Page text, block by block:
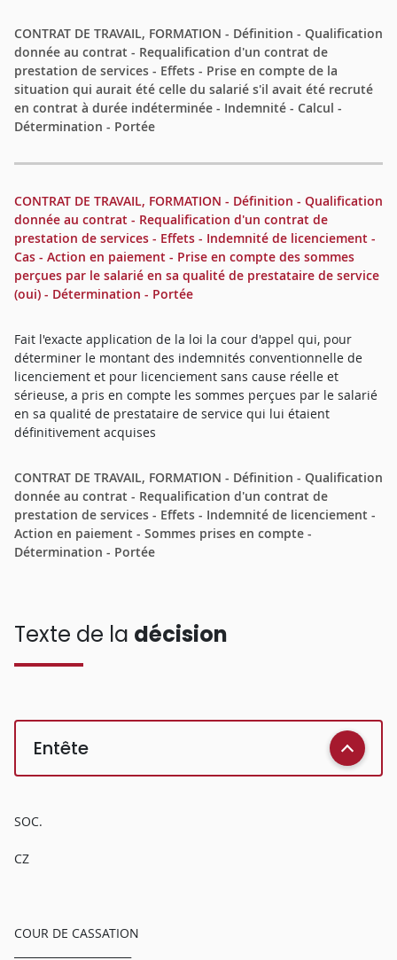
CONTRAT DE TRAVAIL, FORMATION - Définition - Qualification
donnée au contrat - Requalification d'un contrat de
prestation de services - Effets - Prise en compte de la
situation qui aurait été celle du salarié s'il avait été recruté
en contrat à durée indéterminée - Indemnité - Calcul -
Détermination - Portée
CONTRAT DE TRAVAIL, FORMATION - Définition - Qualification
donnée au contrat - Requalification d'un contrat de
prestation de services - Effets - Indemnité de licenciement -
Cas - Action en paiement - Prise en compte des sommes
perçues par le salarié en sa qualité de prestataire de service
(oui) - Détermination - Portée
Fait l'exacte application de la loi la cour d'appel qui, pour
déterminer le montant des indemnités conventionnelle de
licenciement et pour licenciement sans cause réelle et
sérieuse, a pris en compte les sommes perçues par le salarié
en sa qualité de prestataire de service qui lui étaient
définitivement acquises
CONTRAT DE TRAVAIL, FORMATION - Définition - Qualification
donnée au contrat - Requalification d'un contrat de
prestation de services - Effets - Indemnité de licenciement -
Action en paiement - Sommes prises en compte -
Détermination - Portée
Texte de la décision
Entête
SOC.
CZ
COUR DE CASSATION